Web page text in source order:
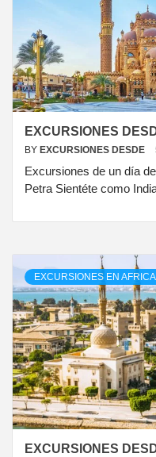
EXCURSIONES
BY EXCURSIONES DESDE
Excursiones de un día
Petra Sientéte como
EXCURSIONES EN AFRICA
EXCURSIONES